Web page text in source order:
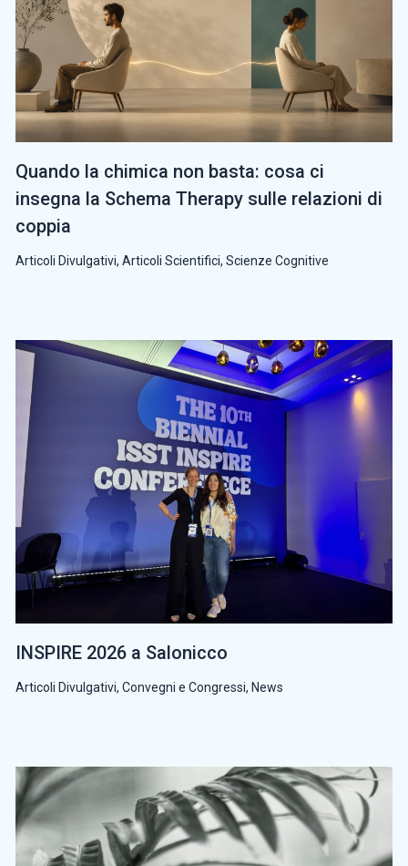
Quando la chimica non basta: cosa ci
insegna la Schema Therapy sulle relazioni di
coppia
Articoli Divulgativi, Articoli Scientifici, Scienze Cognitive
INSPIRE 2026 a Salonicco
Articoli Divulgativi, Convegni e Congressi, News